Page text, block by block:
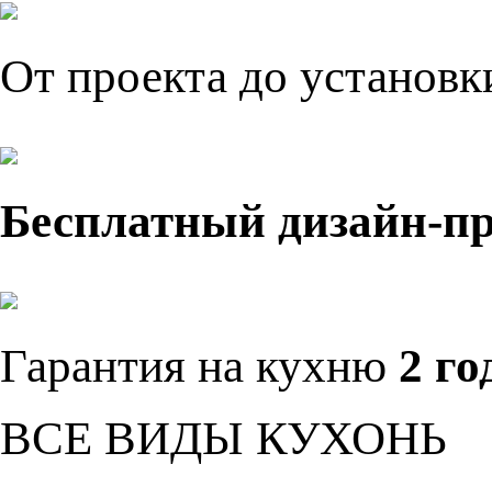
От проекта до
Бесплатный дизайн-
Гарантия на кухню 2
ВСЕ ВИДЫ КУХОНЬ